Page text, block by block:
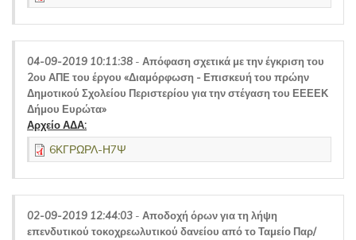
04-09-2019 10:11:38 - Απόφαση σχετικά με την έγκριση του
2ου ΑΠΕ του έργου «Διαμόρφωση - Επισκευή του πρώην
Δημοτικού Σχολείου Περιστερίου για την στέγαση του ΕΕΕΕΚ
Δήμου Ευρώτα»
Αρχείο ΑΔΑ:
6ΚΓΡΩΡΛ-Η7Ψ
02-09-2019 12:44:03 - Αποδοχή όρων για τη λήψη
επενδυτικού τοκοχρεωλυτικού δανείου από το Ταμείο Παρ/